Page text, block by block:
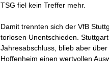
TSG fiel kein Treffer mehr.
Damit trennten sich der VfB
torlosen Unentschieden.
Jahresabschluss, blieb aber
Hoffenheim einen wertvollen